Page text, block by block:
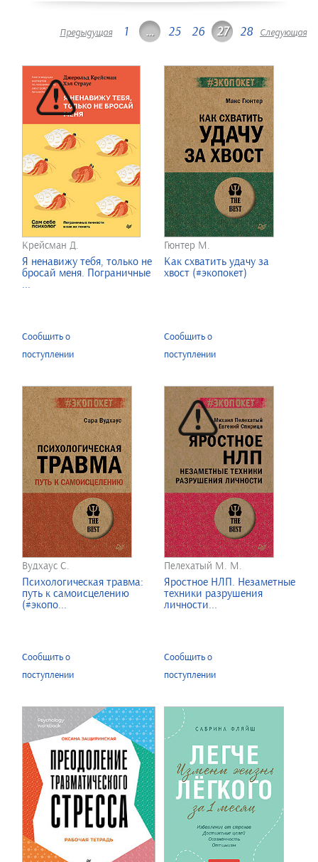
Предыдущая 1 … 25 26 27 28 Следующая
Крейсман Д.
Я ненавижу тебя, только не
бросай меня. Пограничные
...
Сообщить о
поступлении
Гюнтер М.
Как схватить удачу за
хвост (#экопокет)
Сообщить о
поступлении
Вудхаус С.
Психологическая травма:
путь к самоисцелению
(#экопо...
Сообщить о
поступлении
Пелехатый М. М.
Яростное НЛП. Незаметные
техники разрушения
личности...
Сообщить о
поступлении